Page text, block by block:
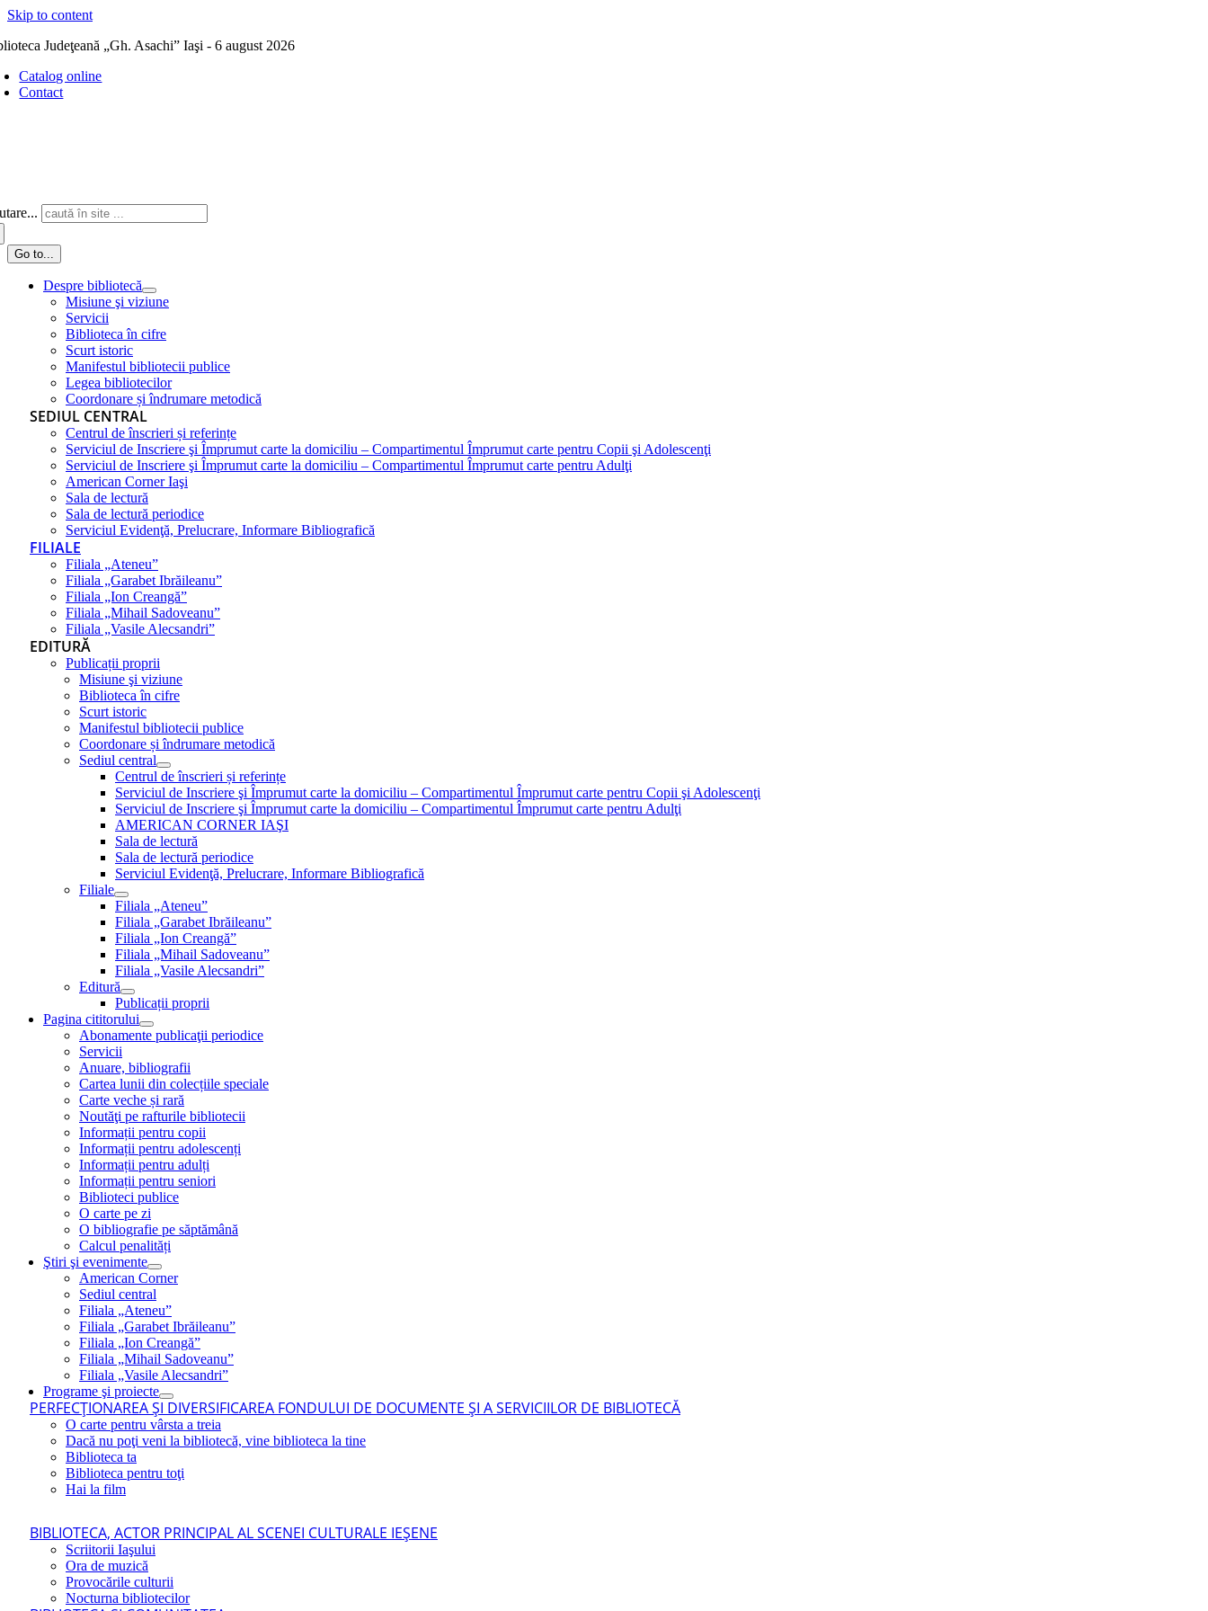
Skip to content
Judeţeană „Gh. Asachi” Iaşi - 6 august 2026
Catalog online
Contact
Go to...
Despre bibliotecă
Misiune şi viziune
Servicii
Biblioteca în cifre
Scurt istoric
Manifestul bibliotecii publice
Legea bibliotecilor
Coordonare și îndrumare metodică
SEDIUL CENTRAL
Centrul de înscrieri și referințe
Serviciul de Inscriere şi Împrumut carte la domiciliu – Compartimentul Împrumut carte pentru Copii şi Adolescenţi
Serviciul de Inscriere şi Împrumut carte la domiciliu – Compartimentul Împrumut carte pentru Adulţi
American Corner Iaşi
Sala de lectură
Sala de lectură periodice
Serviciul Evidenţă, Prelucrare, Informare Bibliografică
FILIALE
Filiala „Ateneu”
Filiala „Garabet Ibrăileanu”
Filiala „Ion Creangă”
Filiala „Mihail Sadoveanu”
Filiala „Vasile Alecsandri”
EDITURĂ
Publicații proprii
Misiune şi viziune
Biblioteca în cifre
Scurt istoric
Manifestul bibliotecii publice
Coordonare și îndrumare metodică
Sediul central
Centrul de înscrieri și referințe
Serviciul de Inscriere şi Împrumut carte la domiciliu – Compartimentul Împrumut carte pentru Copii şi Adolescenţi
Serviciul de Inscriere şi Împrumut carte la domiciliu – Compartimentul Împrumut carte pentru Adulţi
AMERICAN CORNER IAŞI
Sala de lectură
Sala de lectură periodice
Serviciul Evidenţă, Prelucrare, Informare Bibliografică
Filiale
Filiala „Ateneu”
Filiala „Garabet Ibrăileanu”
Filiala „Ion Creangă”
Filiala „Mihail Sadoveanu”
Filiala „Vasile Alecsandri”
Editură
Publicații proprii
Pagina cititorului
Abonamente publicaţii periodice
Servicii
Anuare, bibliografii
Cartea lunii din colecțiile speciale
Carte veche și rară
Noutăţi pe rafturile bibliotecii
Informații pentru copii
Informații pentru adolescenți
Informații pentru adulți
Informații pentru seniori
Biblioteci publice
O carte pe zi
O bibliografie pe săptămână
Calcul penalități
Ştiri şi evenimente
American Corner
Sediul central
Filiala „Ateneu”
Filiala „Garabet Ibrăileanu”
Filiala „Ion Creangă”
Filiala „Mihail Sadoveanu”
Filiala „Vasile Alecsandri”
Programe şi proiecte
PERFECŢIONAREA ŞI DIVERSIFICAREA FONDULUI DE DOCUMENTE ŞI A SERVICIILOR DE BIBLIOTECĂ
O carte pentru vârsta a treia
Dacă nu poţi veni la bibliotecă, vine biblioteca la tine
Biblioteca ta
Biblioteca pentru toţi
Hai la film
BIBLIOTECA, ACTOR PRINCIPAL AL SCENEI CULTURALE IEŞENE
Scriitorii Iaşului
Ora de muzică
Provocările culturii
Nocturna bibliotecilor